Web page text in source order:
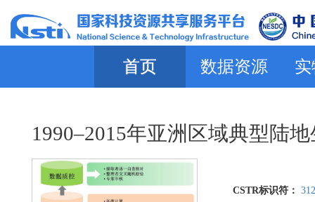
首页 数据资源
1990–2015年亚洲区域典型陆
CSTR标识符：